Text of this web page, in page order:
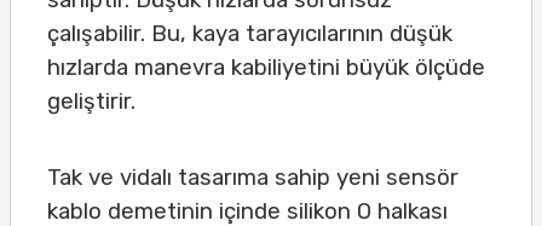
çalışabilir. Bu, kaya tarayıcılarının düşük
hızlarda manevra kabiliyetini büyük ölçüde
geliştirir.
Tak ve vidalı tasarıma sahip yeni sensör
kablo demetinin içinde silikon O halkası